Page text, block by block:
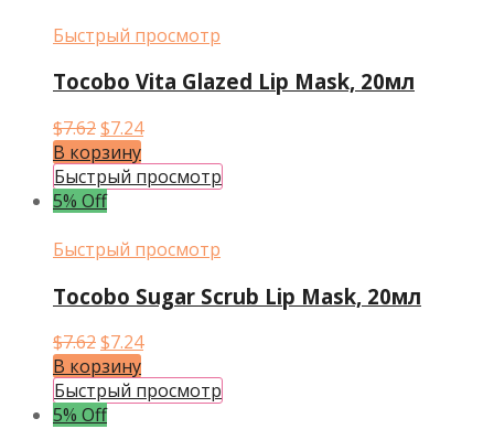
Быстрый просмотр
Tocobo Vita Glazed Lip Mask, 20мл
$7.62Первоначальная
цена
составляла
$7.62.
$7.24Текущая
$7.24.
В корзину
Быстрый просмотр
5% Off
Быстрый просмотр
Tocobo Sugar Scrub Lip Mask, 20мл
$7.62Первоначальная
цена
составляла
$7.62.
$7.24Текущая
$7.24.
В корзину
Быстрый просмотр
5% Off